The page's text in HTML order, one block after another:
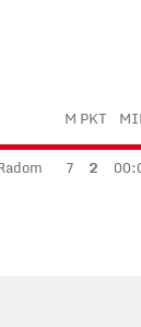
M PKT
7 2